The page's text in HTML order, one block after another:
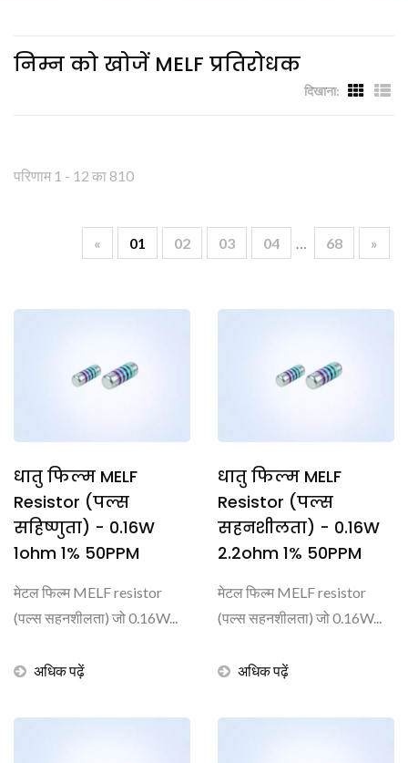
निम्न को खोजें MELF प्रतिरोधक
दिखाना:
परिणाम 1 - 12 का 810
« 01 02 03 04 … 68 »
धातु फिल्म MELF
Resistor (पल्स
सहिष्णुता) - 0.16W
1ohm 1% 50PPM
मेटल फिल्म MELF resistor
(पल्स सहनशीलता) जो 0.16W...
अधिक पढ़ें
धातु फिल्म MELF
Resistor (पल्स
सहनशीलता) - 0.16W
2.2ohm 1% 50PPM
मेटल फिल्म MELF resistor
(पल्स सहनशीलता) जो 0.16W...
अधिक पढ़ें